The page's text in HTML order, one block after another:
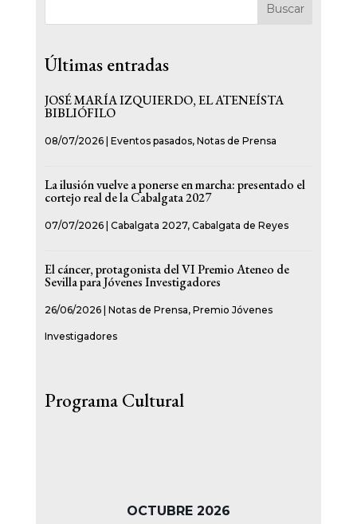
Buscar
Últimas entradas
JOSÉ MARÍA IZQUIERDO, EL ATENEÍSTA
BIBLIÓFILO
08/07/2026| Eventos pasados, Notas de Prensa
La ilusión vuelve a ponerse en marcha: presentado el
cortejo real de la Cabalgata 2027
07/07/2026| Cabalgata 2027, Cabalgata de Reyes
El cáncer, protagonista del VI Premio Ateneo de
Sevilla para Jóvenes Investigadores
26/06/2026| Notas de Prensa, Premio Jóvenes
Investigadores
Programa Cultural
OCTUBRE 2026